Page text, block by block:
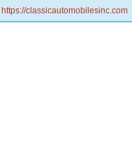
https://classicautomobilesinc.com